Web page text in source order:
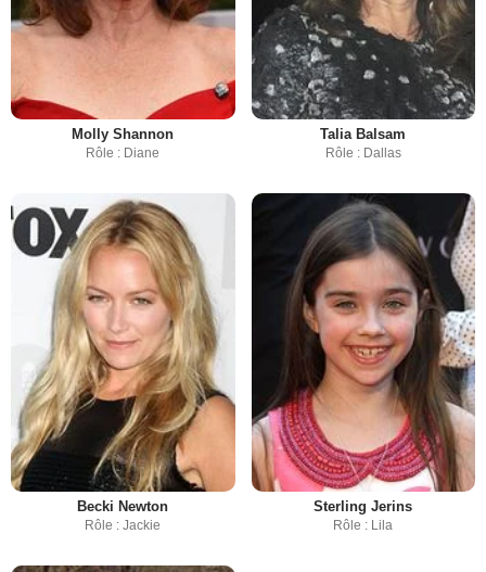
Molly Shannon
Rôle : Diane
Talia Balsam
Rôle : Dallas
Becki Newton
Rôle : Jackie
Sterling Jerins
Rôle : Lila